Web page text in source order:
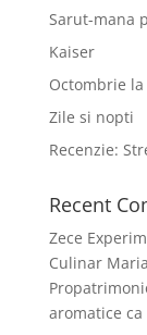
Sarut-mana
Kaiser
Octombrie la
Zile si nopti
Recenzie:
Recent
Zece
Culinar
aromatice ca